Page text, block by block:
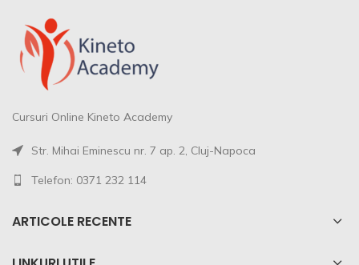
Cursuri Online Kineto Academy
Str. Mihai Eminescu nr. 7 ap. 2, Cluj-Napoca
Telefon: 0371 232 114
ARTICOLE RECENTE